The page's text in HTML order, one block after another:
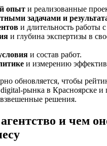
опыт и реализованные
задачами и
и длительность работы
и глубина экспертизы в
и состав работ.
и измерению
обновляется, чтобы
digital-рынка в Красноярске и
решения.
и чем